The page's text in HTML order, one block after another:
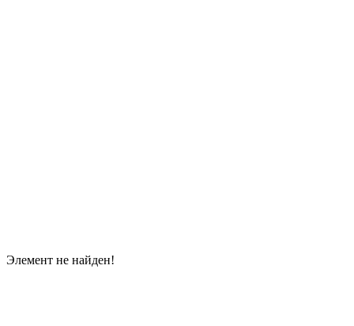
Элемент не найден!